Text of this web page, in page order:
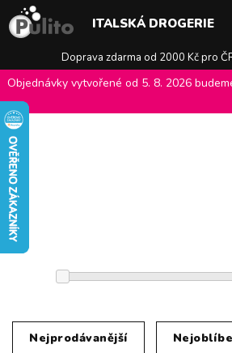
Doprava zdarma od 2000 Kč pro
ITALSKÁ DROGERIE
Objednávky vytvořené od 5. 8. 2026
E-shop Pulito
Nejprodávanější